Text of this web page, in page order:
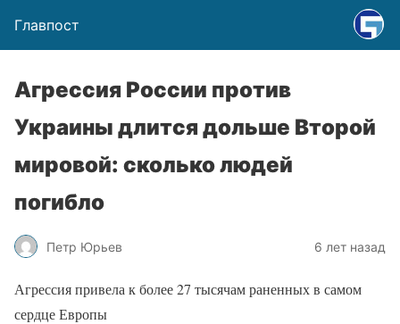
Главпост
Агрессия России против
Украины длится дольше Второй
мировой: сколько людей
погибло
Петр Юрьев 6 лет назад
Агрессия привела к более 27 тысячам раненных в самом
сердце Европы